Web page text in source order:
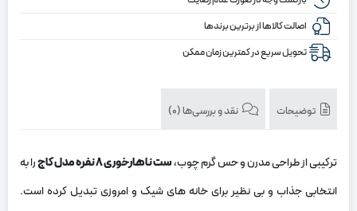
اصالت کالاها از برترین برندها
تحویل سریع در کمترین زمان ممکن
توضیحات نقد و بررسی‌ها (0)
ترکیبی از طراحی مدرن و حس گرم چوب،ست ناهارخوری۸نفره مدل کاجرا به
انتخابی جذاب و بی نظیر برای خانه‌ های شیک و امروزی تبدیل کرده است.